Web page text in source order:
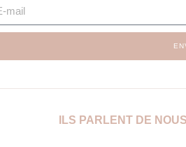
ILS PARLENT DE NOUS